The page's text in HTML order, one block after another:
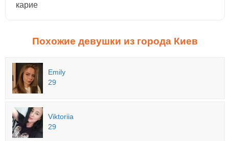
карие
Похожие девушки из города Киев
Emily
29
Viktoriia
29